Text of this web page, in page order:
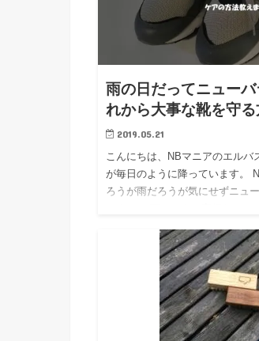
雨の日だってニュー
れから大事な靴を守る
2019.05.21
こんにちは、NBマニアのエルバ
が毎日のように降っています。
ろうが雨だろうが気にせずニュ